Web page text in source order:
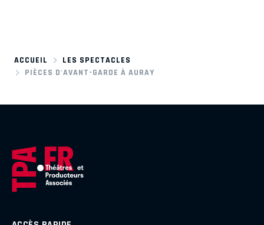
ACCUEIL
LES SPECTACLES
PIÈCES D'AVANT-GARDE À AURAY